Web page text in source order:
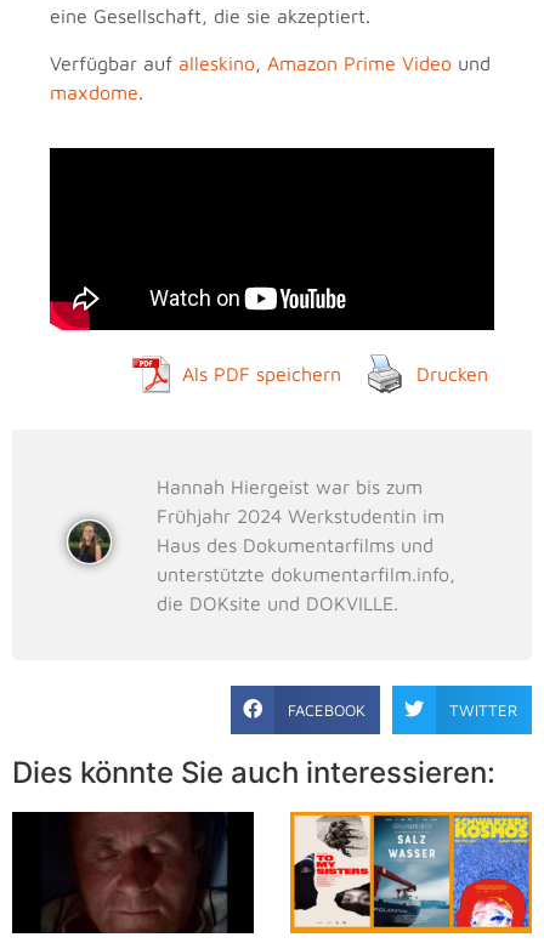
eine Gesellschaft, die sie akzeptiert.
Verfügbar auf alleskino,Amazon Prime Video und
maxdome.
Als PDF speichern Drucken
Hannah Hiergeist war bis zum
Frühjahr 2024 Werkstudentin im
Haus des Dokumentarfilms und
unterstützte dokumentarfilm.info,
die DOKsite und DOKVILLE.
FACEBOOK TWITTER
Dies könnte Sie auch interessieren: